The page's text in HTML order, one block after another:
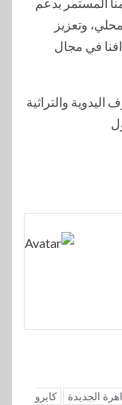
وتعزيز
في مجال
الجديدة
كايرو